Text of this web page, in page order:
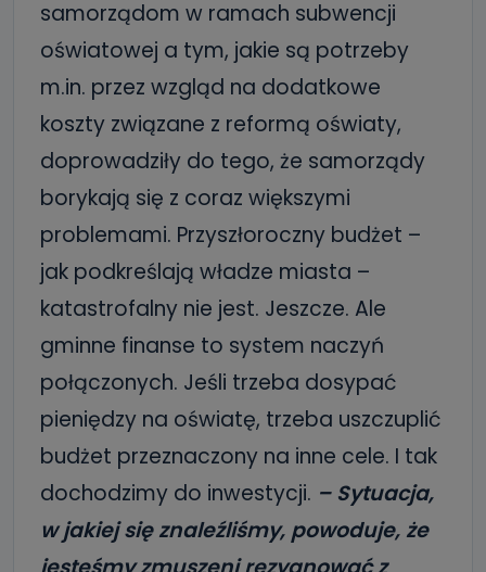
samorządom w ramach subwencji
oświatowej a tym, jakie są potrzeby
m.in. przez wzgląd na dodatkowe
koszty związane z reformą oświaty,
doprowadziły do tego, że samorządy
borykają się z coraz większymi
problemami. Przyszłoroczny budżet –
jak podkreślają władze miasta –
katastrofalny nie jest. Jeszcze. Ale
gminne finanse to system naczyń
połączonych. Jeśli trzeba dosypać
pieniędzy na oświatę, trzeba uszczuplić
budżet przeznaczony na inne cele. I tak
dochodzimy do inwestycji. – Sytuacja,
w jakiej się znaleźliśmy, powoduje, że